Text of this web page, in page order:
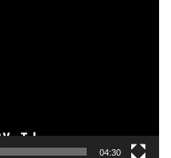
04:30